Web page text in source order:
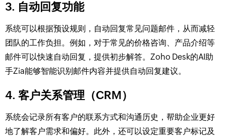
3. 自动回复功能
系统可以根据预设规则，自动回复常见问题邮件，从而减轻
团队的工作负担。例如，对于常见的价格咨询、产品介绍等
邮件可以快速自动回复，提供初步解答。Zoho Desk的AI助
手Zia能够智能识别邮件内容并提供自动回复建议。
4. 客户关系管理（CRM）
系统会记录所有客户的联系方式和沟通历史，帮助企业更好
地了解客户需求和偏好。此外，还可以设定重要客户标记及